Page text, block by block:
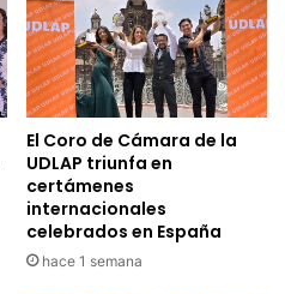
El Coro de Cámara de la
UDLAP triunfa en
certámenes
internacionales
celebrados en España
hace 1 semana